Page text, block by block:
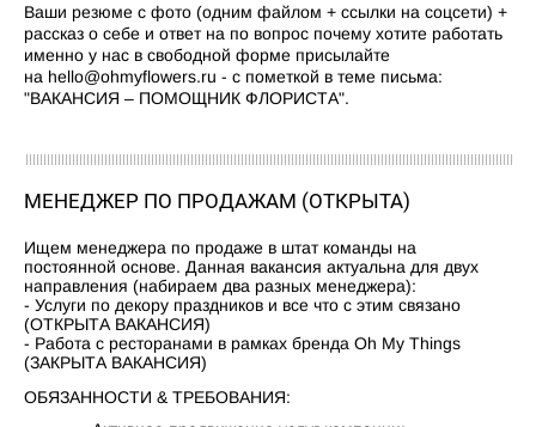
Ваши резюме с фото (одним файлом + ссылки на соцсети) +
рассказ о себе и ответ на по вопрос почему хотите работать
именно у нас в свободной форме присылайте
на hello@ohmyflowers.ru - с пометкой в теме письма:
"ВАКАНСИЯ – ПОМОЩНИК ФЛОРИСТА".
МЕНЕДЖЕР ПО ПРОДАЖАМ (ОТКРЫТА)
Ищем менеджера по продаже в штат команды на
постоянной основе. Данная вакансия актуальна для двух
направления (набираем два разных менеджера):
- Услуги по декору праздников и все что с этим связано
(ОТКРЫТА ВАКАНСИЯ)
- Работа с ресторанами в рамках бренда Oh My Things
(ЗАКРЫТА ВАКАНСИЯ)
ОБЯЗАННОСТИ & ТРЕБОВАНИЯ: